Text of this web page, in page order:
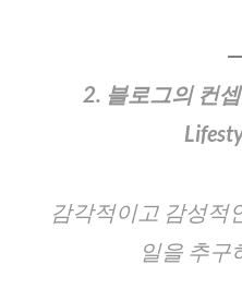
2. 블로그의 컨
감각적이고 감성적
일을 추구